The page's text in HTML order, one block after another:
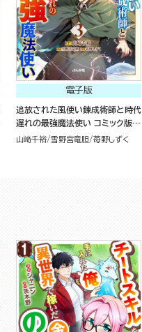
電子版
追放された風使い錬成術師と時代
遅れの最強魔法使い コミック版
（3）
山﨑千裕 雪野宮竜胆 苺野しずく